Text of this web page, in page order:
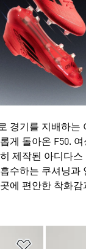
경기를 지배하는
게 돌아온 F50.
제작된 아디다스
수하는 쿠셔닝과
에 편안한 착화